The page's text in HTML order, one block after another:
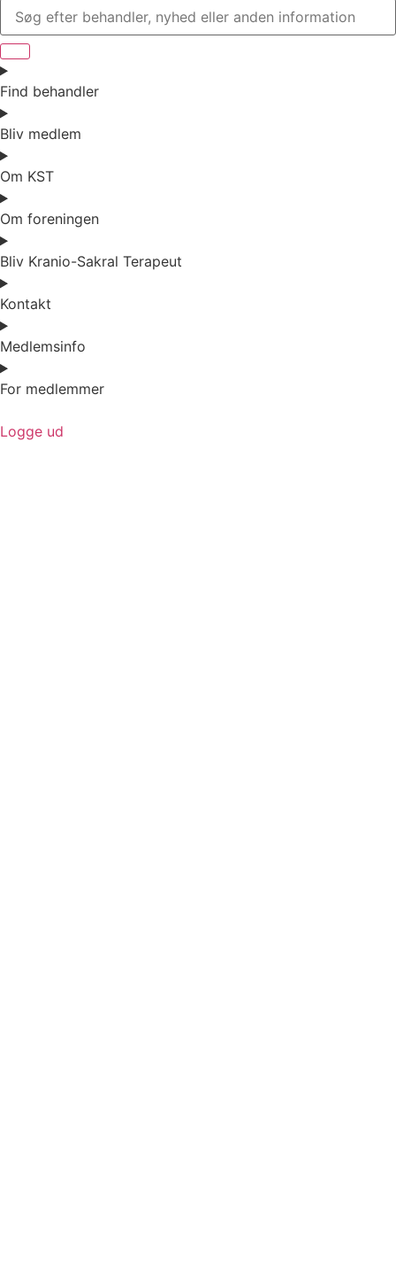
Find behandler
Bliv medlem
Om KST
Om foreningen
Bliv Kranio-Sakral Terapeut
Kontakt
Medlemsinfo
For medlemmer
Logge ud